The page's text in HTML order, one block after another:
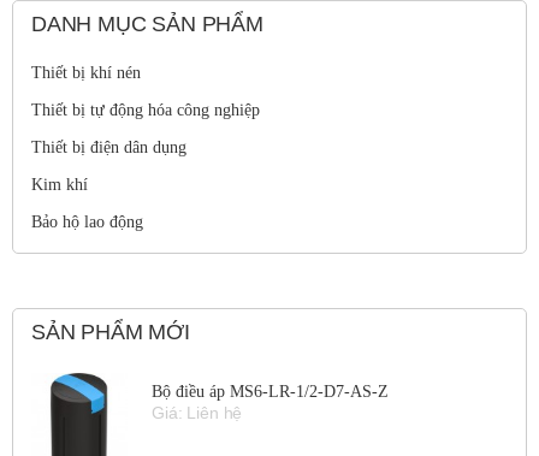
DANH MỤC SẢN PHẨM
Thiết bị khí nén
Thiết bị tự động hóa công nghiệp
Thiết bị điện dân dụng
Kim khí
Bảo hộ lao động
SẢN PHẨM MỚI
Bộ điều áp MS6-LR-1/2-D7-AS-Z
Giá: Liên hệ